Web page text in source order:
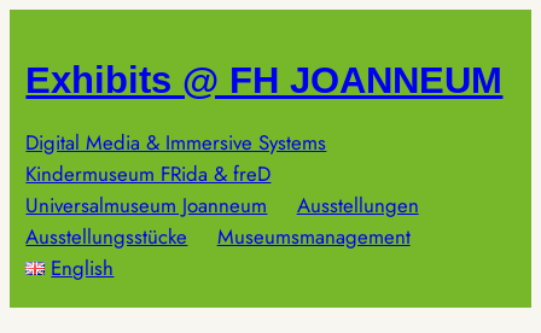
springen
Exhibits @ FH JOANNEUM
Digital Media & Immersive Systems
Kindermuseum FRida & freD
Universalmuseum Joanneum
Ausstellungen
Ausstellungsstücke
Museumsmanagement
English